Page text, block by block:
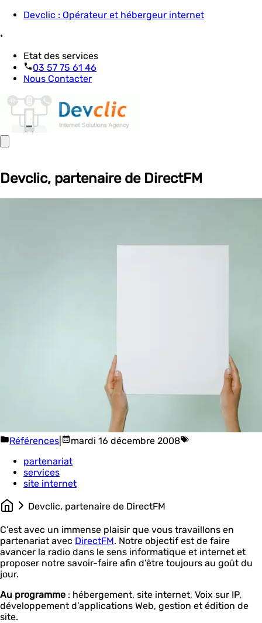
Devclic : Opérateur et hébergeur internet
·
Etat des services
03 57 75 61 46
Nous Contacter
Devclic, partenaire de DirectFM
Références
mardi 16 décembre 2008
partenariat
services
site internet
Devclic, partenaire de DirectFM
C’est avec un immense plaisir que vous travaillons en
partenariat avec DirectFM. Notre objectif est de faire
avancer la radio dans le sens informatique et internet et
proposer notre savoir-faire afin d’être toujours au goût du
jour.
Au programme : hébergement, site internet, Voix sur IP,
développement d’applications Web, gestion et édition de
site.